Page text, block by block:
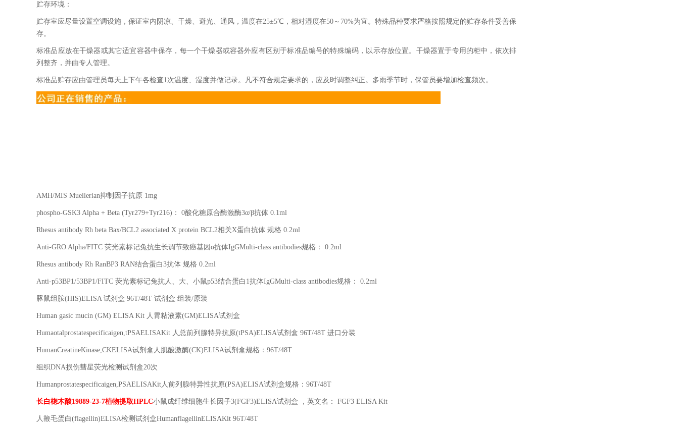
贮存环境：
贮存室应尽量设置空调设施，保证室内阴凉、干燥、避光、通风，温度在25±5℃，相对湿度在50～70%为宜。特殊品种要求严格按照规定的贮存条件妥善保
存。
标准品应放在干燥器或其它适宜容器中保存，每一个干燥器或容器外应有区别于标准品编号的特殊编码，以示存放位置。干燥器置于专用的柜中，依次排
列整齐，并由专人管理。
标准品贮存应由管理员每天上下午各检查1次温度、湿度并做记录。凡不符合规定要求的，应及时调整纠正。多雨季节时，保管员要增加检查频次。
AMH/MIS Muellerian抑制因子抗原 1mg
phospho-GSK3 Alpha + Beta (Tyr279+Tyr216) ： 0酸化糖原合酶激酶3α/β抗体 0.1ml
Rhesus antibody Rh beta Bax/BCL2 associated X protein BCL2相关X蛋白抗体 规格 0.2ml
Anti-GRO Alpha/FITC 荧光素标记兔抗生长调节致癌基因α抗体IgGMulti-class antibodies规格： 0.2ml
Rhesus antibody Rh RanBP3 RAN结合蛋白3抗体 规格 0.2ml
Anti-p53BP1/53BP1/FITC 荧光素标记兔抗人、大、小鼠p53结合蛋白 1抗体IgGMulti-class antibodies规格： 0.2ml
豚鼠组胺(HIS)ELISA 试剂盒 96T/48T 试剂盒 组装/原装
Human gasic mucin (GM) ELISA Kit 人胃粘液素(GM)ELISA试剂盒
Humaotalprostatespecificaigen,tPSAELISAKit 人总前列腺特异抗原(tPSA)ELISA试剂盒 96T/48T 进口分装
HumanCreatineKinase,CKELISA试剂盒人肌酸激酶(CK)ELISA试剂盒规格： 96T/48T
组织DNA损伤彗星荧光检测试剂盒20次
Humanprostatespecificaigen,PSAELISAKit人前列腺特异性抗原(PSA)ELISA试剂盒规格： 96T/48T
长白楤木酸19889-23-7植物提取HPLC小鼠成纤维细胞生长因子3(FGF3)ELISA试剂盒 ，英文名： FGF3 ELISA Kit
人鞭毛蛋白(flagellin)ELISA检测试剂盒HumanflagellinELISAKit 96T/48T